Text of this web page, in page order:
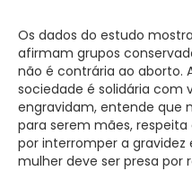
Os dados do estudo
afirmam grupos
não é contrária ao aborto.
sociedade é solidária com
engravidam, entende que
para serem mães,
por interromper a
mulher deve ser presa por